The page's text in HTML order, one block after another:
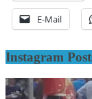
E-Mail
Instagram